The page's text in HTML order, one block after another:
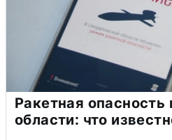
Ракетная
области: что